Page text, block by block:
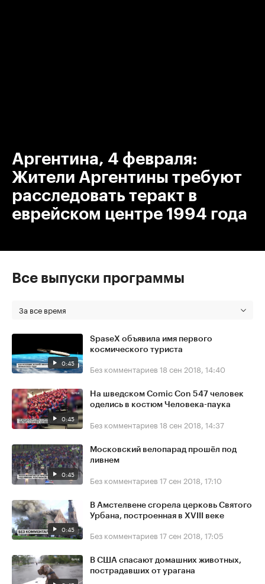
Аргентина, 4 февраля:
Жители Аргентины требуют
расследовать теракт в
еврейском центре 1994 года
Все выпуски программы
За все время
0:45
SpaseX объявила имя первого
космического туриста
Без комментариев 18 сен 2018, 14:40
0:45
На шведском Comic Con 547 человек
оделись в костюм Человека-паука
Без комментариев 18 сен 2018, 14:37
0:45
Московский велопарад прошёл под
ливнем
Без комментариев 17 сен 2018, 17:10
0:45
В Амстелвене сгорела церковь Святого
Урбана, построенная в XVIII веке
Без комментариев 17 сен 2018, 17:05
В США спасают домашних животных,
пострадавших от урагана